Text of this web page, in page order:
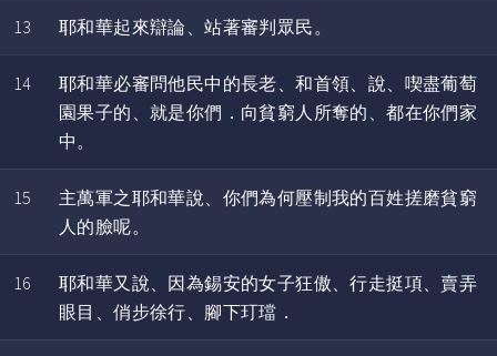
13 耶和華起來辯論、站著審判眾民。
14
耶和華必審問他民中的長老、和首領、說、喫盡葡萄
園果子的、就是你們．向貧窮人所奪的、都在你們家
中。
15
主萬軍之耶和華說、你們為何壓制我的百姓搓磨貧窮
人的臉呢。
16
耶和華又說、因為錫安的女子狂傲、行走挺項、賣弄
眼目、俏步徐行、腳下玎璫．